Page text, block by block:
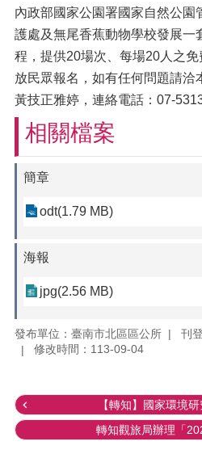
內政部國家公園署國家自然公園
護處及無尾香蕉動物學校發展一
程，提供20場次、每場20人之
放民眾報名，如有任何問題請洽
黃技正雅婷，連絡電話：07-
相關檔案
簡章
odt(1.79 MB)
海報
jpg(2.56 MB)
發布單位：臺南市北區區公所
刊
修改時間：113-09-04
【轉知】國家環境
轉知觀旅局辦理「